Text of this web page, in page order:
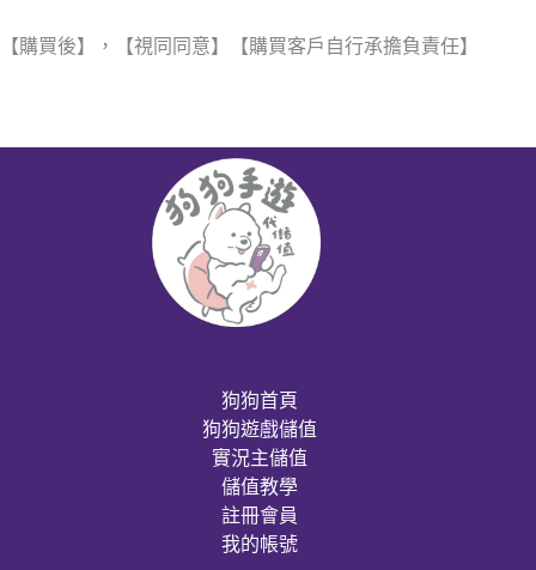
【購買後】，【視同同意】【購買客戶自行承擔負責任】
狗狗首頁
狗狗遊戲儲值
實況主儲值
儲值教學
註冊會員
我的帳號